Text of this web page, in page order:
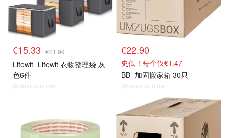
€15.33 €21.99
Lifewit Lifewit 衣物整理袋 灰
色6件
@dealmoon.de
€22.90
史低！每个仅€1.47
BB 加固搬家箱 30只
@dealmoon.de